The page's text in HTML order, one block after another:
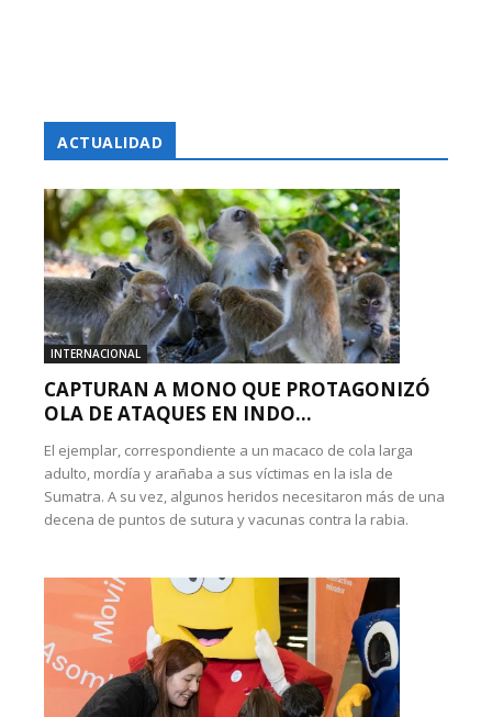
ACTUALIDAD
INTERNACIONAL
CAPTURAN A MONO QUE PROTAGONIZÓ
OLA DE ATAQUES EN INDO...
El ejemplar, correspondiente a un macaco de cola larga
adulto, mordía y arañaba a sus víctimas en la isla de
Sumatra. A su vez, algunos heridos necesitaron más de una
decena de puntos de sutura y vacunas contra la rabia.